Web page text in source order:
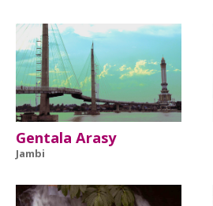
Gentala Arasy
Jambi